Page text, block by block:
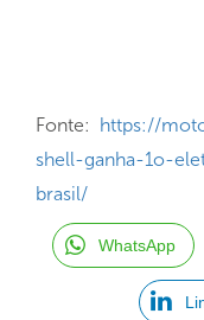
Fonte:
https://
shell-ganha-1o-
brasil/
WhatsApp